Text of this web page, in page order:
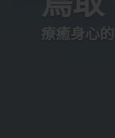
療癒身心